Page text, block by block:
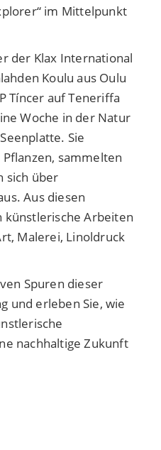
im Mittelpunkt
der Klax International
Koulu aus Oulu
Tíncer auf Teneriffa
Woche in der Natur
Sie
sammelten
sich über
Aus diesen
künstlerische Arbeiten
Malerei, Linoldruck
Spuren dieser
und erleben Sie, wie
nachhaltige Zukunft